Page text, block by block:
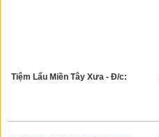
Tiệm Lẩu Miền Tây Xưa - Đ/c: